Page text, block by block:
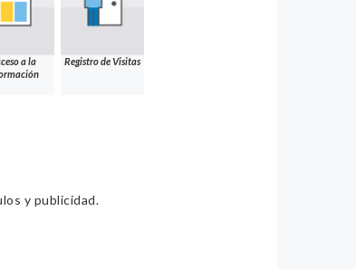
a la
Registro de Visitas
y publicidad.